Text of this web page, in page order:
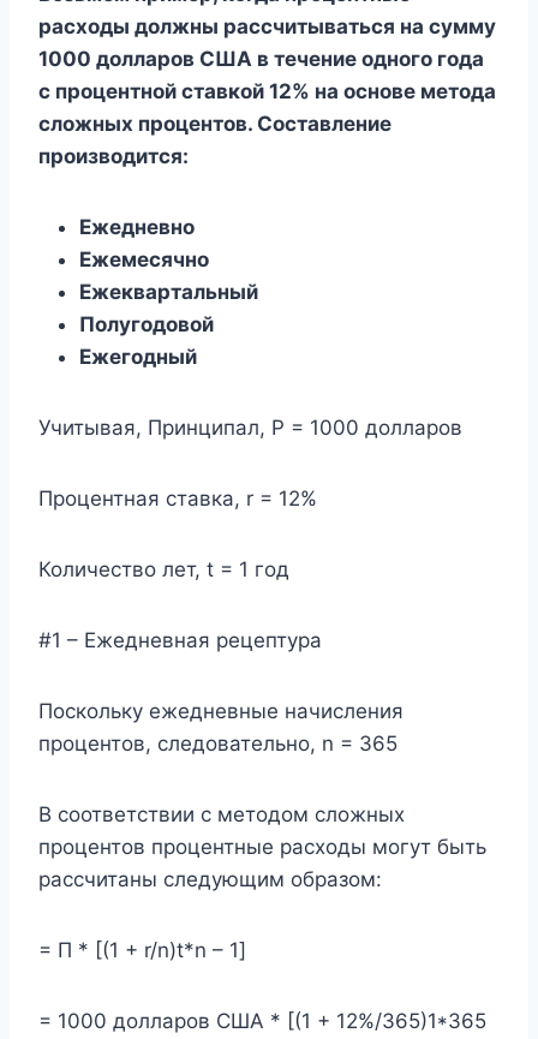
расходы должны рассчитываться на сумму
1000 долларов США в течение одного года
с процентной ставкой 12% на основе метода
сложных процентов. Составление
производится:
Ежедневно
Ежемесячно
Ежеквартальный
Полугодовой
Ежегодный
Учитывая, Принципал, P = 1000 долларов
Процентная ставка, r = 12%
Количество лет, t = 1 год
#1 – Ежедневная рецептура
Поскольку ежедневные начисления
процентов, следовательно, n = 365
В соответствии с методом сложных
процентов процентные расходы могут быть
рассчитаны следующим образом:
= П * [(1 + r/n)t*n – 1]
= 1000 долларов США * [(1 + 12%/365)1*365